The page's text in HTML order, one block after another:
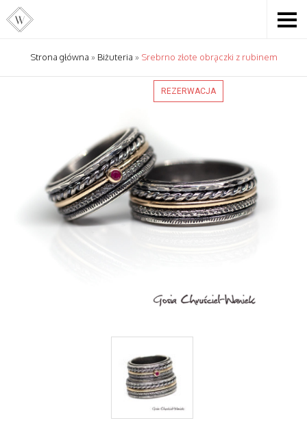
Strona główna » Biżuteria » Srebrno złote obrączki z rubinem
REZERWACJA